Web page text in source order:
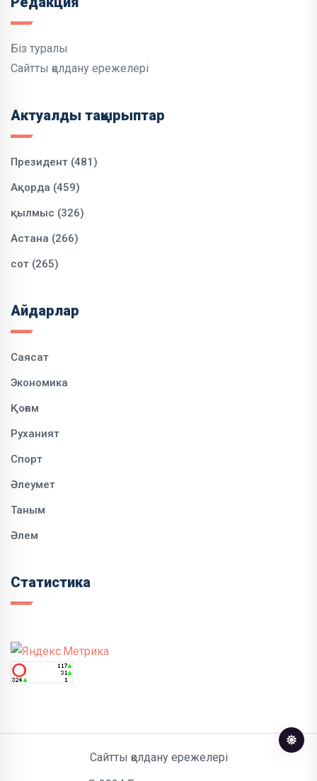
Біз туралы
Сайтты қолдану ережелері
Актуалды тақырыптар
Президент (481)
Ақорда (459)
қылмыс (326)
Астана (266)
сот (265)
Айдарлар
Саясат
Экономика
Қоғам
Руханият
Спорт
Әлеумет
Таным
Әлем
Статистика
Сайтты қолдану ережелері